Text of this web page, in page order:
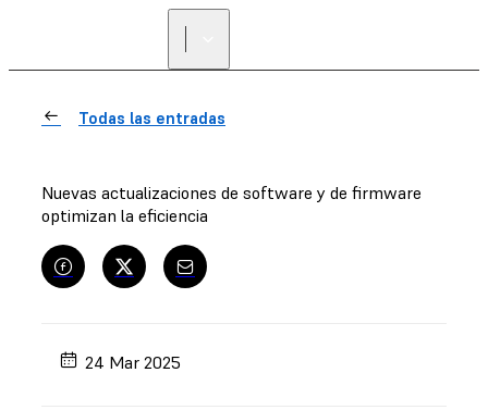
Todas las entradas
Nuevas actualizaciones de software y de firmware
optimizan la eficiencia
24 Mar 2025